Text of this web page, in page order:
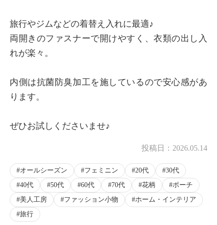
×
旅行やジムなどの着替え入れに最適♪
両開きのファスナーで開けやすく、衣類の出し入
れが楽々。
内側は抗菌防臭加工を施しているので安心感があ
ります。
ぜひお試しくださいませ♪
投稿日： 2026.05.14
オールシーズン フェミニン 20代
30代
40代
50代 60代 70代 花柄
ポーチ
美人工房
ファッション小物
ホーム・インテリア
旅行